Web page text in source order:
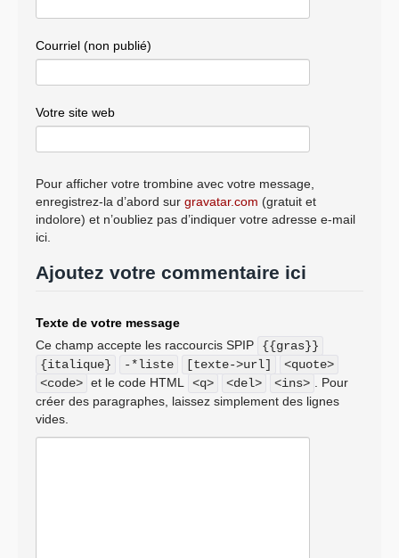
Courriel (non publié)
Votre site web
Pour afficher votre trombine avec votre message,
enregistrez-la d’abord sur gravatar.com (gratuit et
indolore) et n’oubliez pas d’indiquer votre adresse e-mail
ici.
Ajoutez votre commentaire ici
Texte de votre message
Ce champ accepte les raccourcis SPIP
{{gras}}
{italique}
-*liste [texte->url]
<quote>
<code> et le code HTML <q> <del> <ins>
. Pour
créer des paragraphes, laissez simplement des lignes
vides.